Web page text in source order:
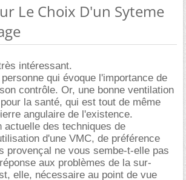
Le Choix D'un Syteme
intéressant.
qui évoque l'importance de
contrôle. Or, une bonne ventilation
la santé, qui est tout de même
angulaire de l'existence.
actuelle des techniques de
d'une VMC, de préférence
provençal ne vous sembe-t-elle pas
aux problèmes de la sur-
elle, nécessaire au point de vue